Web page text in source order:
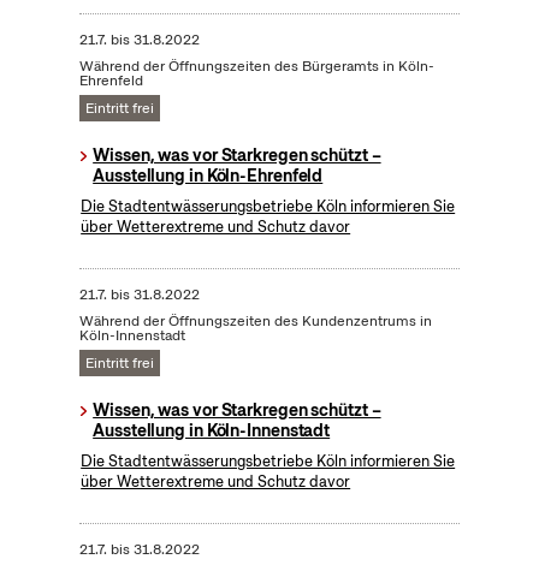
21.7. bis31.8.2022
Während der Öffnungszeiten des Bürgeramts in Köln-
Ehrenfeld
Eintritt frei
Wissen, was vor Starkregen schützt –
Ausstellung in Köln-Ehrenfeld
Die Stadtentwässerungsbetriebe Köln informieren Sie
über Wetterextreme und Schutz davor
21.7. bis31.8.2022
Während der Öffnungszeiten des Kundenzentrums in
Köln-Innenstadt
Eintritt frei
Wissen, was vor Starkregen schützt –
Ausstellung in Köln-Innenstadt
Die Stadtentwässerungsbetriebe Köln informieren Sie
über Wetterextreme und Schutz davor
21.7. bis31.8.2022